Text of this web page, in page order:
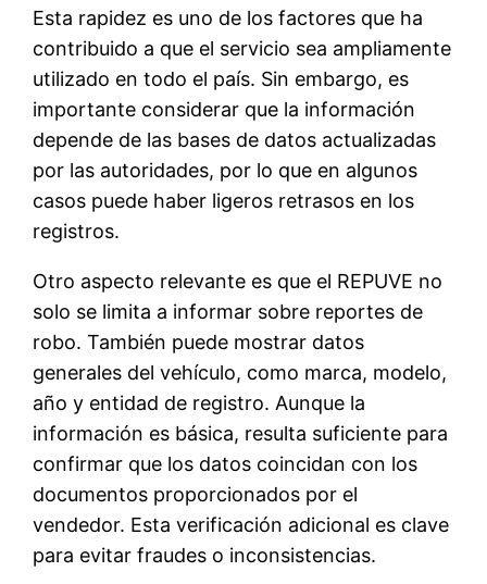
Esta rapidez es uno de los factores que ha
contribuido a que el servicio sea ampliamente
utilizado en todo el país. Sin embargo, es
importante considerar que la información
depende de las bases de datos actualizadas
por las autoridades, por lo que en algunos
casos puede haber ligeros retrasos en los
registros.
Otro aspecto relevante es que el REPUVE no
solo se limita a informar sobre reportes de
robo. También puede mostrar datos
generales del vehículo, como marca, modelo,
año y entidad de registro. Aunque la
información es básica, resulta suficiente para
confirmar que los datos coincidan con los
documentos proporcionados por el
vendedor. Esta verificación adicional es clave
para evitar fraudes o inconsistencias.